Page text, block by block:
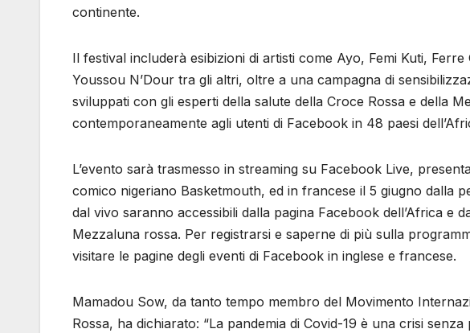
continente.
Il festival includerà esibizioni di artisti come Ayo, Femi Kuti,
Youssou N’Dour tra gli altri, oltre a una campagna di
sviluppati con gli esperti della salute della Croce Rossa e della
contemporaneamente agli utenti di Facebook in 48 paesi
L’evento sarà trasmesso in streaming su Facebook Live,
comico nigeriano Basketmouth, ed in francese il 5 giugno dalla
dal vivo saranno accessibili dalla pagina Facebook dell’Africa e
Mezzaluna rossa. Per registrarsi e saperne di più sulla
visitare le pagine degli eventi di Facebook in inglese e francese.
Mamadou Sow, da tanto tempo membro del Movimento
Rossa, ha dichiarato: “La pandemia di Covid-19 è una crisi